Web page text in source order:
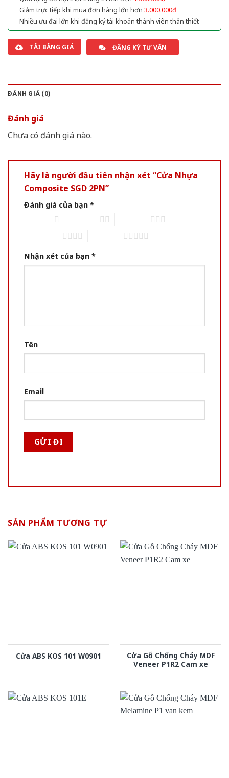
Giảm trực tiếp khi mua đơn hàng lớn hơn 3.000.000đ
Nhiều ưu đãi lớn khi đăng ký tài khoản thành viên thân thiết
TẢI BẢNG GIÁ ĐĂNG KÝ TƯ VẤN
ĐÁNH GIÁ (0)
Đánh giá
Chưa có đánh giá nào.
Hãy là người đầu tiên nhận xét “Cửa Nhựa
Composite SGD 2PN”
Đánh giá của bạn *
Nhận xét của bạn *
Tên
Email
SẢN PHẨM TƯƠNG TỰ
Cửa ABS KOS 101 W0901
Cửa Gỗ Chống Cháy MDF
Veneer P1R2 Cam xe